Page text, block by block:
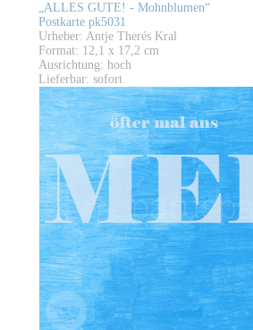
„ALLES GUTE! - Mohnblumen“
Postkarte pk5031
Urheber: Antje Therés Kral
Format: 12,1 x 17,2 cm
Ausrichtung: hoch
Lieferbar: sofort